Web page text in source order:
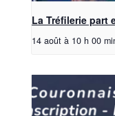
La Tréfilerie part
14 août à 10 h 00